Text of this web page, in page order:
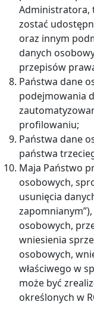
Administratora,
zostać
oraz innym
danych
przepisów
Państwa dane
podejmowania
profilowaniu;
Państwa dane
państwa
Maja Państwo
osobowych,
usunięcia
osobowych,
wniesienia
osobowych,
właściwego w
może być
określonych w